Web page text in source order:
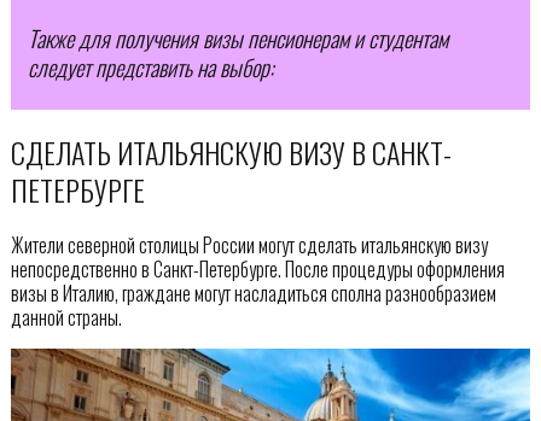
Также для получения визы пенсионерам и студентам
следует представить на выбор:
СДЕЛАТЬ ИТАЛЬЯНСКУЮ ВИЗУ В САНКТ-
ПЕТЕРБУРГЕ
Жители северной столицы России могут сделать итальянскую визу
непосредственно в Санкт-Петербурге. После процедуры оформления
визы в Италию, граждане могут насладиться сполна разнообразием
данной страны.